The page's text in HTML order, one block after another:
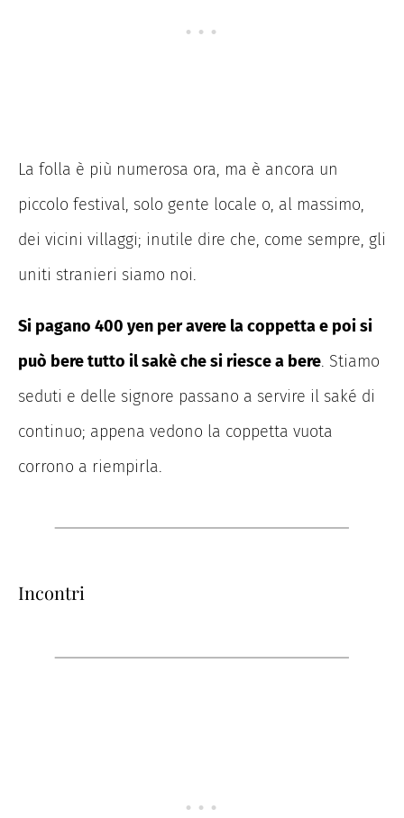
La folla è più numerosa ora, ma è ancora un
piccolo festival, solo gente locale o, al massimo,
dei vicini villaggi; inutile dire che, come sempre, gli
uniti stranieri siamo noi.
Si pagano 400 yen per avere la coppetta e poi si
può bere tutto il sakè che si riesce a bere. Stiamo
seduti e delle signore passano a servire il saké di
continuo; appena vedono la coppetta vuota
corrono a riempirla.
Incontri